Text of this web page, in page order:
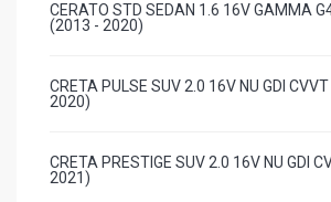
CERATO STD SEDAN 1.6 16V GAMMA
(2013 - 2020)
CRETA PULSE SUV 2.0 16V NU GDI
2020)
CRETA PRESTIGE SUV 2.0 16V NU GDI
2021)